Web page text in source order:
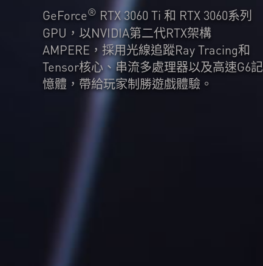
GeForce® RTX 3060 Ti 和 RTX 3060系列
GPU，以NVIDIA第二代RTX架構
AMPERE，採用光線追蹤Ray Tracing和
Tensor核心、串流多處理器以及高速G6記
憶體，帶給玩家制勝遊戲體驗。